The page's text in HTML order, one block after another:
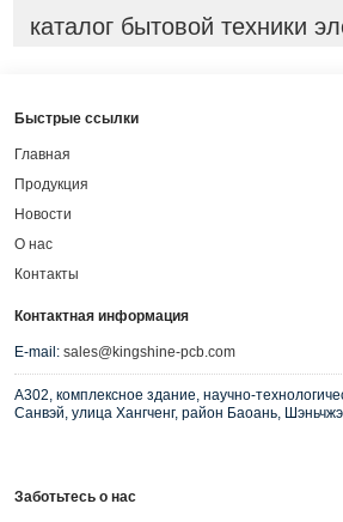
каталог бытовой техники
Быстрые ссылки
Главная
Продукция
Новости
О нас
Контакты
Контактная информация
E-mail: sales@kingshine-pcb.com
A302, комплексное здание, научно-
Санвэй, улица Хангченг, район Баоань,
Заботьтесь о нас